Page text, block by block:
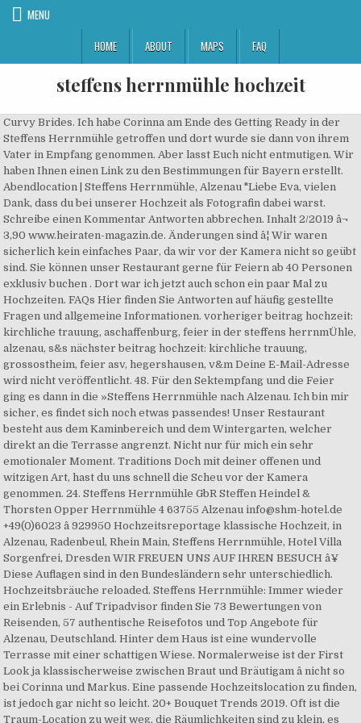
MENU
HOME
ABOUT MAPS FAQ
steffens herrnmühle hochzeit
Curvy Brides. Ich habe Corinna am Ende des Getting Ready in der
Steffens Herrnmühle getroffen und dort wurde sie dann von ihrem
Vater in Empfang genommen. Aber lasst Euch nicht entmutigen. Wir
haben Ihnen einen Link zu den Bestimmungen für Bayern erstellt.
Abendlocation | Steffens Herrnmühle, Alzenau "Liebe Eva, vielen
Dank, dass du bei unserer Hochzeit als Fotografin dabei warst.
Schreibe einen Kommentar Antworten abbrechen. Inhalt 2/2019 â¬
3,90 www.heiraten-magazin.de. Änderungen sind â¦ Wir waren
sicherlich kein einfaches Paar, da wir vor der Kamera nicht so geübt
sind. Sie können unser Restaurant gerne für Feiern ab 40 Personen
exklusiv buchen . Dort war ich jetzt auch schon ein paar Mal zu
Hochzeiten. FAQs Hier finden Sie Antworten auf häufig gestellte
Fragen und allgemeine Informationen. vorheriger beitrag hochzeit:
kirchliche trauung, aschaffenburg, feier in der steffens herrnmÜhle,
alzenau, s&s nächster beitrag hochzeit: kirchliche trauung,
grossostheim, feier asv, hegershausen, v&m Deine E-Mail-Adresse
wird nicht veröffentlicht. 48. Für den Sektempfang und die Feier
ging es dann in die »Steffens Herrnmühle nach Alzenau. Ich bin mir
sicher, es findet sich noch etwas passendes! Unser Restaurant
besteht aus dem Kaminbereich und dem Wintergarten, welcher
direkt an die Terrasse angrenzt. Nicht nur für mich ein sehr
emotionaler Moment. Traditions Doch mit deiner offenen und
witzigen Art, hast du uns schnell die Scheu vor der Kamera
genommen. 24. Steffens Herrnmühle GbR Steffen Heindel &
Thorsten Opper Herrnmühle 4 63755 Alzenau info@shm-hotel.de
+49(0)6023 â 929950 Hochzeitsreportage klassische Hochzeit, in
Alzenau, Radenbeul, Rhein Main, Steffens Herrnmühle, Hotel Villa
Sorgenfrei, Dresden WIR FREUEN UNS AUF IHREN BESUCH â¥
Diese Auflagen sind in den Bundesländern sehr unterschiedlich.
Hochzeitsbräuche reloaded. Steffens Herrnmühle: Immer wieder
ein Erlebnis - Auf Tripadvisor finden Sie 73 Bewertungen von
Reisenden, 57 authentische Reisefotos und Top Angebote für
Alzenau, Deutschland. Hinter dem Haus ist eine wundervolle
Terrasse mit einer schattigen Wiese. Normalerweise ist der First
Look ja klassischerweise zwischen Braut und Bräutigam â nicht so
bei Corinna und Markus. Eine passende Hochzeitslocation zu finden,
ist jedoch gar nicht so leicht. 20+ Bouquet Trends 2019. Oft ist die
Traum-Location zu weit weg, die Räumlichkeiten sind zu klein, es